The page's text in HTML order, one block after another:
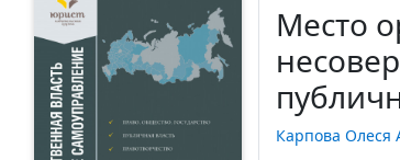
Место
Карпова Олеся